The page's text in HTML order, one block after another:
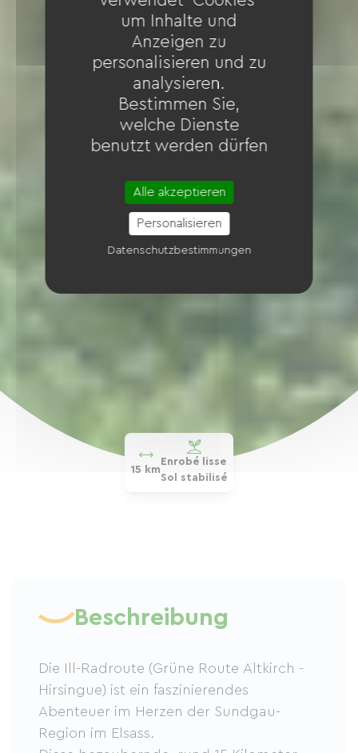
15 km
Enrobé lisse
Sol stabilisé
Beschreibung
Die Ill-Radroute (Grüne Route Altkirch -
Hirsingue) ist ein faszinierendes
Abenteuer im Herzen der Sundgau-
Region im Elsass.
um Inhalte und
Anzeigen zu
personalisieren und zu
analysieren.
Bestimmen Sie,
welche Dienste
benutzt werden dürfen
Alle akzeptieren
Personalisieren
Datenschutzbestimmungen